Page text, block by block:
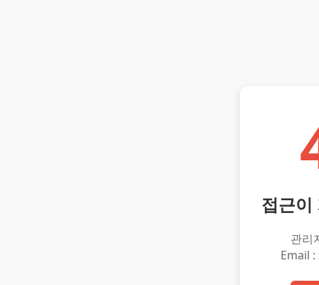
접근이
관리
Email